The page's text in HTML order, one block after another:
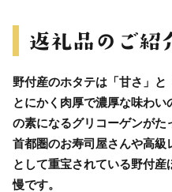
野付産のホタテは「甘さ」と
とにかく肉厚で濃厚な味わ
の素になるグリコーゲンがた
首都圏のお寿司屋さんや高級
として重宝されている野付
慢です。